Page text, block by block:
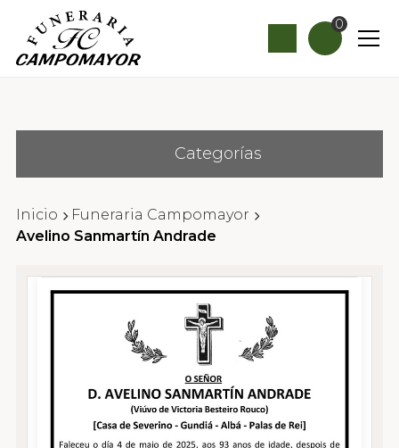
0
Categorías
Inicio
Funeraria Campomayor
Avelino Sanmartín Andrade